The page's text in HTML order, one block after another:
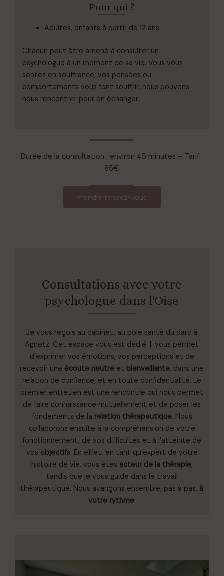
Pour qui ?
Adultes, enfants à partir de 12 ans
Chacun peut être amené à consulter un
psychologue à un moment de sa vie. Vous vous
sentez en souffrance, vos pensées ou
comportements vous font souffrir, nous pouvons
nous rencontrer pour en échanger.
Durée de la consultation : environ 45 minutes – Tarif :
65€
Prendre rendez-vous
Consultations avec votre
psychologue dans l'Oise
Je vous reçois au cabinet, au pôle santé du parc à
Agnetz. Cet espace vous est dédié. Il vous permet
d’exprimer vos émotions, vos perceptions et de
recevoir une écoute neutre et bienveillante, dans une
relation de confiance, et en toute confidentialité. Le
premier entretien est une rencontre qui nous permet
de faire connaissance mutuellement et de poser les
fondements de la relation thérapeutique. Nous
collaborons ensuite à la compréhension de votre
fonctionnement, de vos difficultés et à l’atteinte de
vos objectifs. En effet, en tant qu’expert de votre
histoire de vie, vous êtes acteur de la thérapie,
tandis que je vous guide dans le travail
thérapeutique. Nous avançons ensemble, pas à pas, à
votre rythme.